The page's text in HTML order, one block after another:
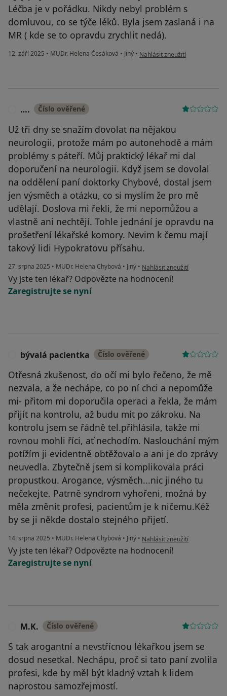
Léčba je v pořádku. Nikdy nebyl problém s
domluvou, co se týče léků. Byla jsem zaslaná i na
MR ( kde se to opravdu zrychlit nedá).
12. září 2025 • MUDr. Helena Česáková • Jiný • podle názoru uživatele Andrea
Nahlásit zneužití
…. Číslo ověřené
Už tři dny se snažím dovolat na nějakou
neurologii, protože mám po autonehodě a mám
problémy s páteří. Můj praktický lékař mi dal
doporučení na neurologii. Když jsem se dovolal
na oddělení paní doktorky Chybové, dostal jsem
jen výsměch a otázku, co si myslím že pro mě
udělají. Doslova mi řekli, že mi nepomůžou a
vlastně ani nechtějí. Tohle jednání je opravdu na
prošetření lékařské komory. Nevim k čemu mají
takový lidi Hypokratovu přísahu.
27. srpna 2025 • MUDr. Helena Chybová • Jiný • podle názoru uživatele ….
Nahlásit zneužití
Vy jste ten lékař? Odpovězte na hodnocení!
Zaregistrujte se nyní
bývalá pacientka Číslo ověřené
Otřesná zkušenost, do očí mi bylo řečeno, že mě
nezvala, a že nechápe, co po ní chci a nepomůže
mi- přitom mi doporučila operaci a řekla, že mám
přijít na kontrolu, až budu mít po zákroku. Na
kontrolu jsem se řádně tel.přihlásila, takže mi
rovnou mohli říci, ať nechodím. Naslouchání mým
potížím ji evidentně obtěžovalo a ani je do zprávy
neuvedla. Zbytečně jsem si komplikovala práci
propustkou. Arogance, výsměch...nic jiného tu
nečekejte. Patrně syndrom vyhořeni, možná by
měla změnit profesi, pacientům je k ničemu.Kéž
by se ji někde dostalo stejného přijetí.
14. srpna 2025 • MUDr. Helena Chybová • Jiný • podle názoru uživatele
Nahlásit zneužití
Vy jste ten lékař? Odpovězte na hodnocení!
Zaregistrujte se nyní
M.K. Číslo ověřené
S tak arogantní a nevstřícnou lékařkou jsem se
dosud nesetkal. Nechápu, proč si tato paní zvolila
profesi, kde by měl být kladný vztah k lidem
naprostou samozřejmostí.